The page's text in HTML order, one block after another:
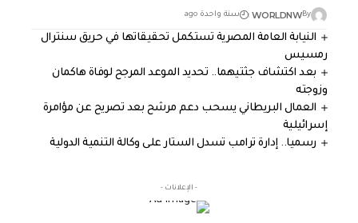
By
WORLDNW سنة واحدة ago
النيابة العامة المصرية تستكمل تحقيقاتها في حريق سنترال
رمسيس
بعد اكتشاف جثتيهما.. تحديد الموعد المرجح لوفاة هاكمان
وزوجته
العمال البريطاني يسحب دعم مرشح بعد تصريح عن مؤامرة
إسرائيلية
رسميا.. إدارة ترامب تسدل الستار على وكالة التنمية الدولية
- الإعلانات -